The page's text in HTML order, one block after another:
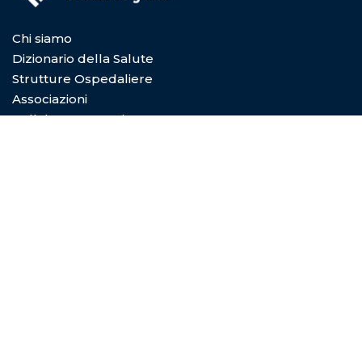
Chi siamo
Dizionario della Salute
Strutture Ospedaliere
Associazioni
Collabora con Noi